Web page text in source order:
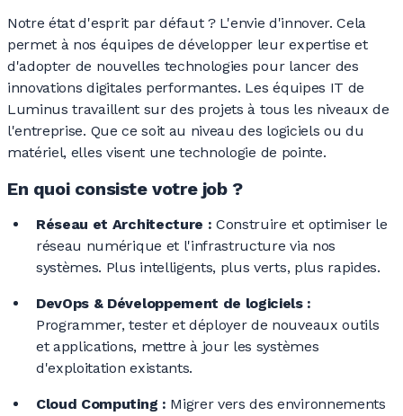
Notre état d'esprit pardéfaut ?L'envie d'innover. Cela
permet à nos équipes de développer leur expertise et
d'adopter de nouvelles technologies pour lancer des
innovations digitales performantes. Les équipes IT de
Luminus travaillent sur des projets à tous les niveaux de
l'entreprise. Que ce soit au niveau des logiciels ou du
matériel, elles visent une technologie de pointe.
En quoi consiste votre job ?
Réseau et Architecture : Construire et optimiser le
réseau numérique et l'infrastructure via nos
systèmes. Plus intelligents, plus verts, plus rapides.
DevOps & Développement de logiciels :
Programmer, tester et déployer de nouveaux outils
et applications, mettre à jour les systèmes
d'exploitation existants.
Cloud Computing : Migrer vers des environnements